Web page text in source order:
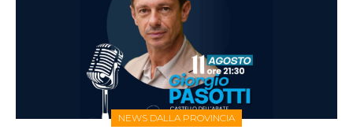
NEWS DALLA PROVINCIA